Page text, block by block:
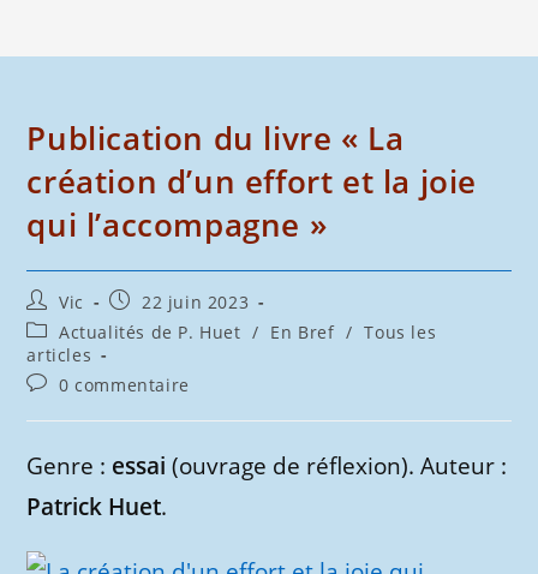
Publication du livre « La
création d’un effort et la joie
qui l’accompagne »
Auteur/autrice
de
la
publication :
Vic
Publication
publiée :
22 juin 2023
Post
category:
Actualités de P. Huet / En Bref / Tous les
articles
Commentaires
la
0 commentaire
Genre : essai (ouvrage de réflexion). Auteur :
Patrick Huet.